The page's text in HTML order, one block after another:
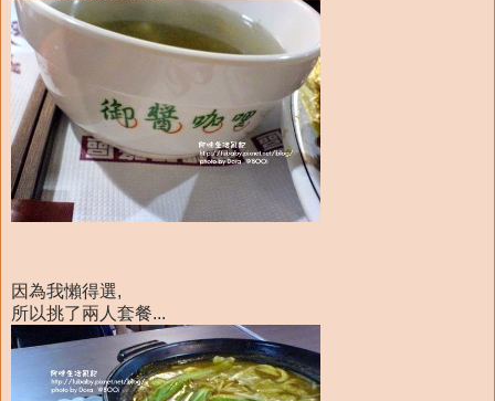
因為我懶得選,
所以挑了兩人套餐...